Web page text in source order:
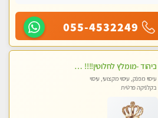
055-4532249
ביהוד -מומלץ לחלוטין!!!! כל סוגי העיסויים מעסה מקצועית ואיכותית פרטי!!!
עיסוי מפנק, עיסוי מקצועי, עיסוי
בקלניקה פרטית